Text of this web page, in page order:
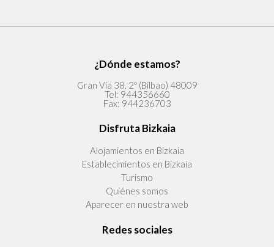
¿Dónde estamos?
Gran Vía 38, 2º (Bilbao) 48009
Tel: 944356660
Fax: 944236703
Disfruta Bizkaia
Alojamientos en Bizkaia
Establecimientos en Bizkaia
Turismo
Quiénes somos
Aparecer en nuestra web
Redes sociales